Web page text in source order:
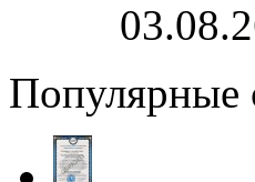
Популярные